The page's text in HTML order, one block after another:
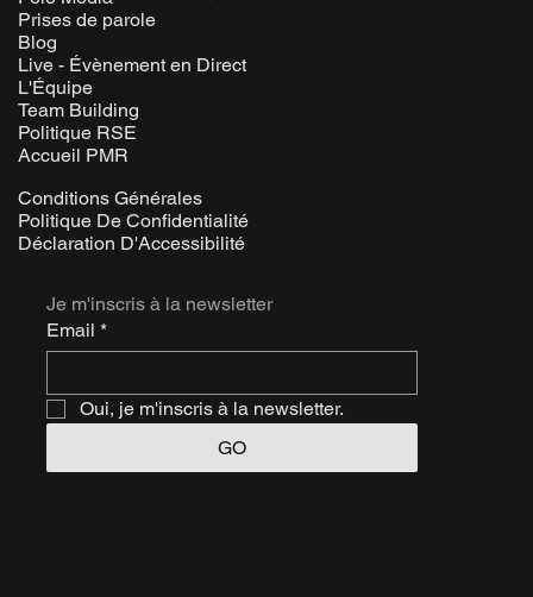
Prises de parole
Blog
Live - Évènement en Direct
L'Équipe
Team Building
Politique RSE
Accueil PMR
Conditions Générales
Politique De Confidentialité
Déclaration D'Accessibilité
Je m'inscris à la newsletter
Email *
Oui, je m'inscris à la newsletter.
GO